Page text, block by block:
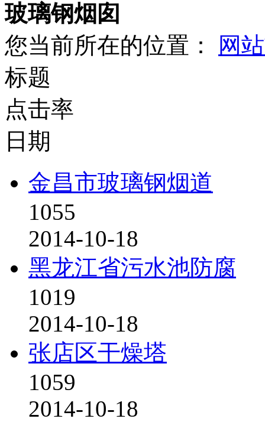
玻璃钢烟囱
您当前所在的位置：
网
标题
点击率
日期
金昌市玻璃钢烟道
1055
2014-10-18
黑龙江省污水池防腐
1019
2014-10-18
张店区干燥塔
1059
2014-10-18